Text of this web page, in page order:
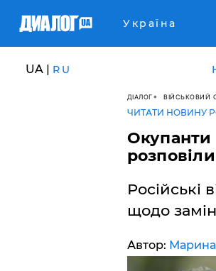
Україна
UA | RU
ДІАЛОГ ВІЙСЬКОВИЙ
ЧИТАТИ НОВИНУ
Окупанти
Російські
щодо
Автор: